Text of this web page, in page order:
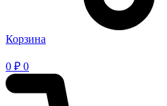
Корзина
0 ₽ 0